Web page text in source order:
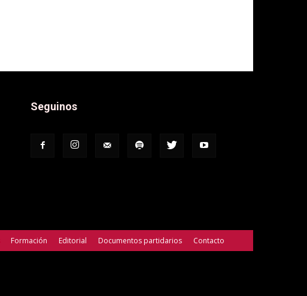
Seguinos
Formación Editorial Documentos partidarios Contacto